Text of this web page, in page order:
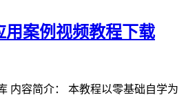
案例视频教程下载
内容简介： 本教程以零基础自学为